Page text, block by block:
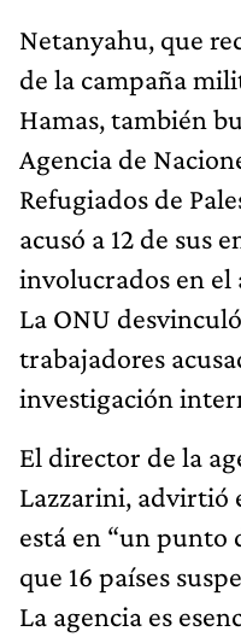
Netanyahu, que
de la campaña
Hamas, también
Agencia de
Refugiados de
acusó a 12 de sus
involucrados en el
La ONU
trabajadores
investigación
El director de la
Lazzarini, advirtió
está en “un punto
que 16 países
La agencia es